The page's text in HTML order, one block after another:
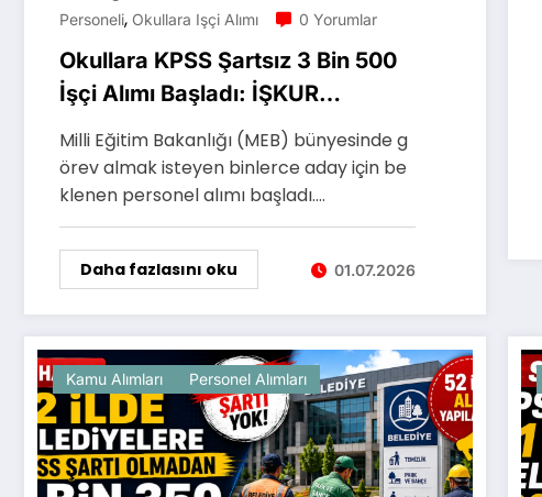
Personeli, Okullara Işçi Alımı 0 Yorumlar
Okullara KPSS Şartsız 3 Bin 500
İşçi Alımı Başladı: İŞKUR
Üzerinden Başvurular Alınıyor
Milli Eğitim Bakanlığı (MEB) bünyesinde g
örev almak isteyen binlerce aday için be
klenen personel alımı başladı.…
Daha fazlasını oku 01.07.2026
Kamu Alımları Personel Alımları